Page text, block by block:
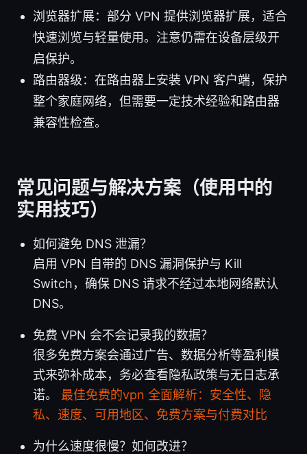
浏览器扩展：部分 VPN 提供浏览器扩展，适合
快速浏览与轻量使用。注意仍需在设备层级开
启保护。
路由器级：在路由器上安装 VPN 客户端，保护
整个家庭网络，但需要一定技术经验和路由器
兼容性检查。
常见问题与解决方案（使用中的
实用技巧）
如何避免 DNS 泄漏？
启用 VPN 自带的 DNS 漏洞保护与 Kill
Switch，确保 DNS 请求不经过本地网络默认
DNS。
免费 VPN 会不会记录我的数据？
很多免费方案会通过广告、数据分析等盈利模
式来弥补成本，务必查看隐私政策与无日志承
诺。 最佳免费的vpn 全面解析：安全性、隐
私、速度、可用地区、免费方案与付费对比
为什么速度很慢？如何改进？